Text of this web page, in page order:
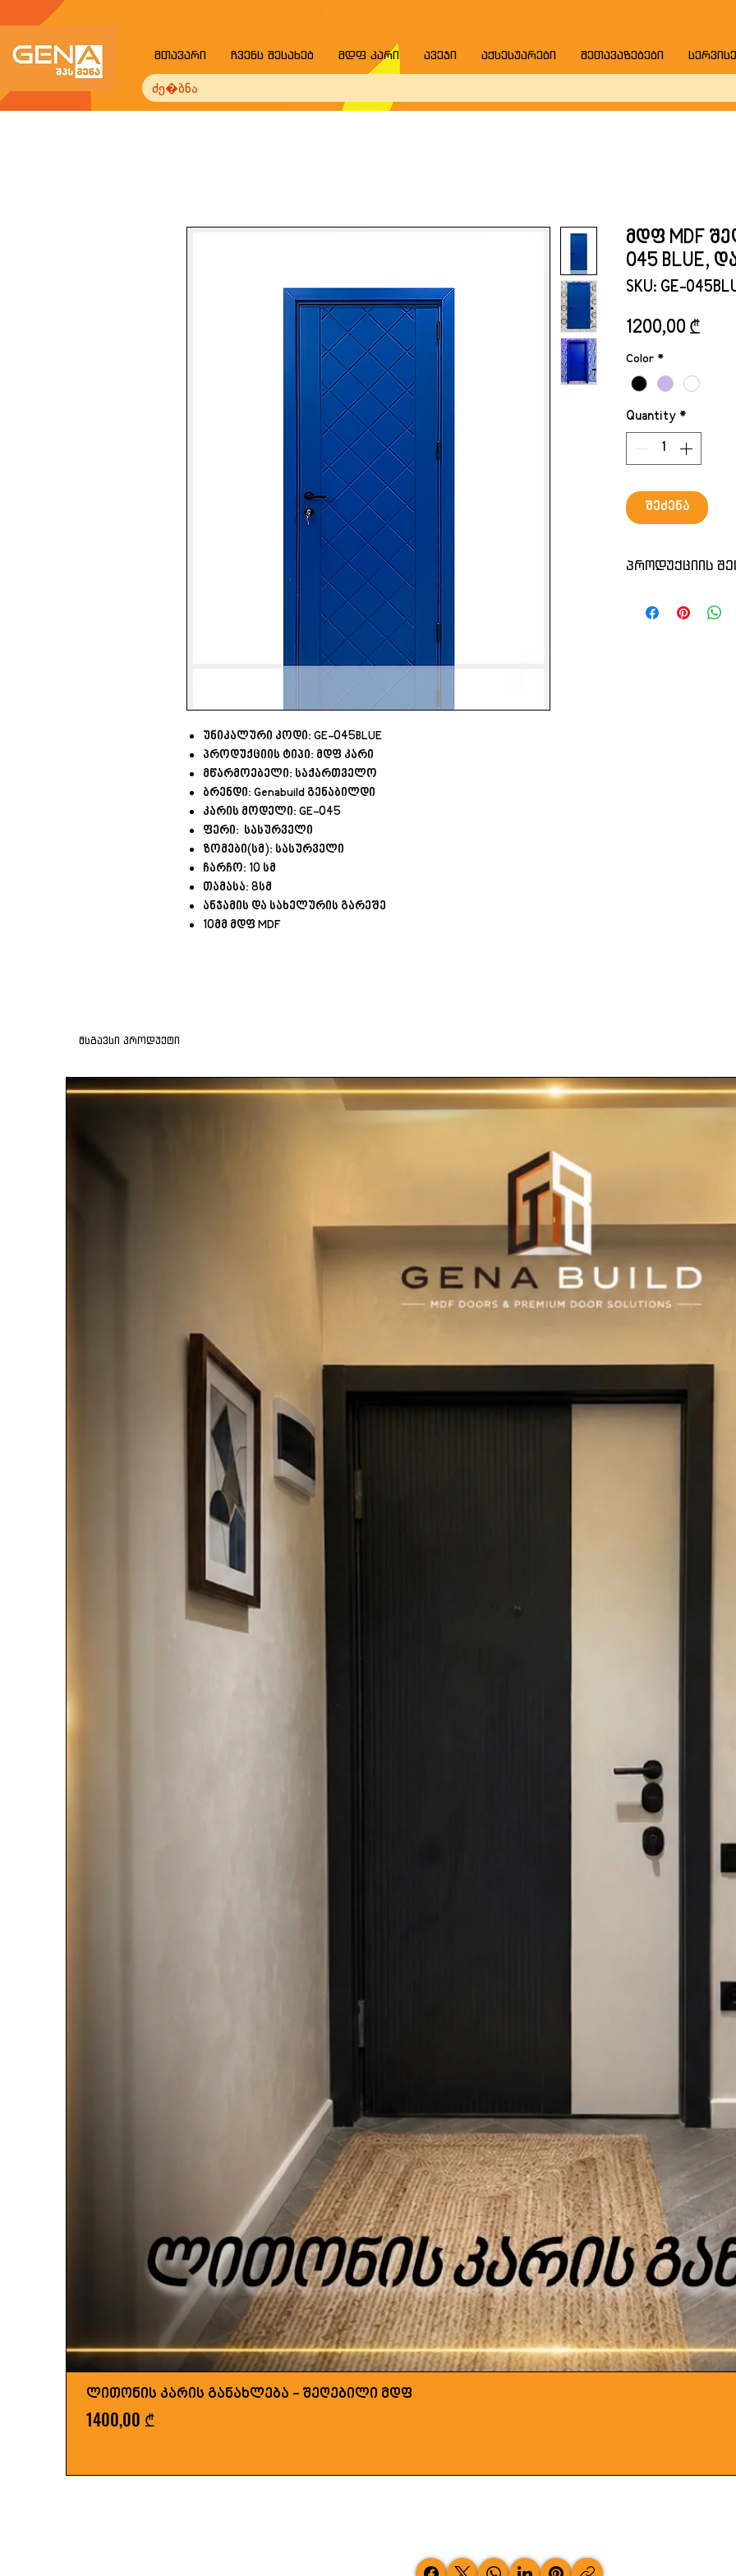
მთავარი ჩვენს შესახებ მდფ კარი ავეჯი აქსესუარები შეთავაზებები
უნიკალური კოდი: GE-045BLUE
პროდუქციის ტიპი: მდფ კარი
მწარმოებელი: საქართველო
ბრენდი: Genabuild გენაბილდი
კარის მოდელი: GE-045
ფერი: სასურველი
ზომები(სმ): სასურველი
ჩარჩო: 10 სმ
თამასა: 8სმ
ანჯამის და სახელურის გარეშე
10მმ მდფ MDF
მდფ MDF
045 BLUE,
SKU: GE-
1200,00 ₾
Color *
Quantity *
შეძენა
პროდუქციის
დავამზადებთ
მსგავსი პროდუქტი
ლითონის კარის განახლება - შეღებილი მდფ
Price
1400,00 ₾